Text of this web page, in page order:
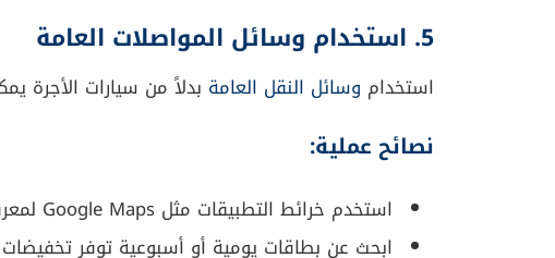
5. استخدام وسائل المواصلات العامة
استخدام وسائل النقل العامة بدلاً من سيارات الأجرة
نصائح عملية:
استخدم خرائط التطبيقات مثل Google Maps لمعرفة طرق المواصلات العامة.
ابحث عن بطاقات يومية أو أسبوعية توفر